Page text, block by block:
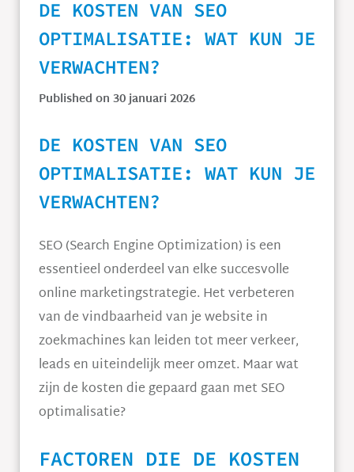
DE KOSTEN VAN SEO
OPTIMALISATIE: WAT KUN JE
VERWACHTEN?
Published on 30 januari 2026
DE KOSTEN VAN SEO
OPTIMALISATIE: WAT KUN JE
VERWACHTEN?
SEO (Search Engine Optimization) is een
essentieel onderdeel van elke succesvolle
online marketingstrategie. Het verbeteren
van de vindbaarheid van je website in
zoekmachines kan leiden tot meer verkeer,
leads en uiteindelijk meer omzet. Maar wat
zijn de kosten die gepaard gaan met SEO
optimalisatie?
FACTOREN DIE DE KOSTEN